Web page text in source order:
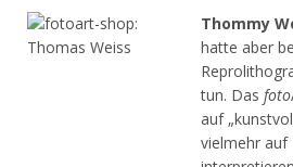
Thommy
hatte aber
tun. Das foto
auf
vielmehr auf